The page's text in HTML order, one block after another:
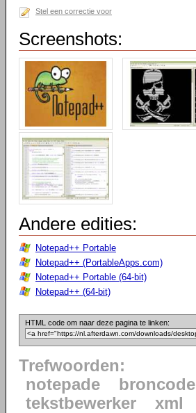
Stel een correctie voor
Screenshots:
Andere edities:
Notepad++ Portable
Notepad++ (PortableApps.com)
Notepad++ Portable (64-bit)
Notepad++ (64-bit)
HTML code om naar deze pagina te linken:
Trefwoorden:
notepade
broncode
tekstbewerker
xml